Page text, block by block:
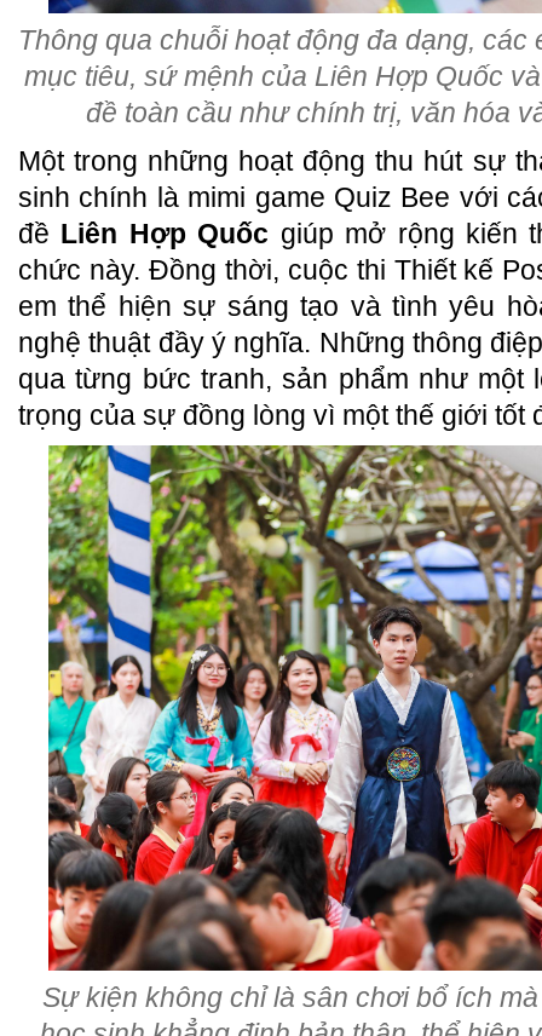
Thông qua chuỗi hoạt động đa dạng,
mục tiêu, sứ mệnh của Liên Hợp Quốc
đề toàn cầu như chính trị, văn hóa
Một trong những hoạt động thu hút sự
sinh chính là mimi game Quiz Bee với
đề Liên Hợp Quốc giúp mở rộng kiến
chức này. Đồng thời, cuộc thi Thiết kế
em thể hiện sự sáng tạo và tình yêu
nghệ thuật đầy ý nghĩa. Những thông
qua từng bức tranh, sản phẩm như một
trọng của sự đồng lòng vì một thế giới tốt
Sự kiện không chỉ là sân chơi bổ ích